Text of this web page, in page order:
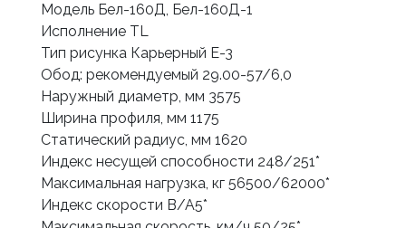
Модель Бел-160Д, Бел-160Д-1
Исполнение TL
Тип рисунка Карьерный Е-3
Обод: рекомендуемый 29.00-57/6,0
Наружный диаметр, мм 3575
Ширина профиля, мм 1175
Статический радиус, мм 1620
Индекс несущей способности 248/251*
Максимальная нагрузка, кг 56500/62000*
Индекс скорости B/A5*